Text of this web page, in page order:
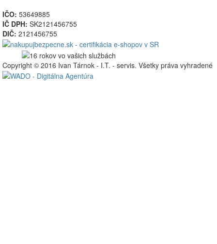
IČO: 53649885
IČ DPH: SK2121456755
DIČ: 2121456755
Copyright © 2016 Ivan Tárnok - I.T. - servis. Všetky práva vyhradené